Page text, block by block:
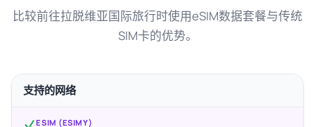
比较前往拉脱维亚国际旅行时使用eSIM数据套餐与传统
SIM卡的优势。
支持的网络
ESIM (ESIMY)